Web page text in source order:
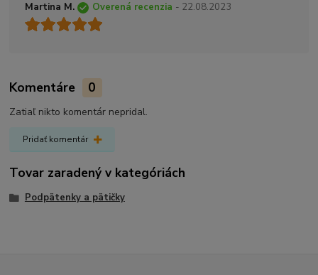
Martina M. Overená recenzia - 22.08.2023
Komentáre 0
Zatiaľ nikto komentár nepridal.
Pridať komentár
Tovar zaradený v kategóriách
Podpätenky a pätičky